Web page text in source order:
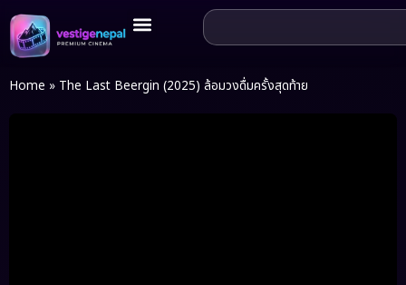
Home » The Last Beergin (2025) ล้อมวงดื่มครั้งสุดท้าย